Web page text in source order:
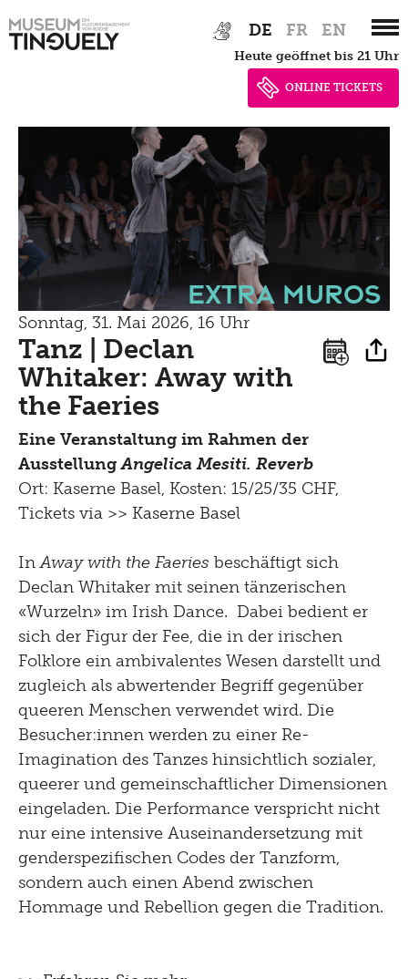
Hauptnavigation
to
DE FR EN
heute geöffnet bis 21 Uhr
ONLINE TICKETS
Extra Muros
Sonntag, 31. Mai 2026, 16 Uhr
Tanz | Declan
Whitaker: Away with
the Faeries
Eine Veranstaltung im Rahmen der
AusstellungAngelica Mesiti. Reverb
Ort: Kaserne Basel, Kosten: 15/25/35 CHF,
Tickets via >> Kaserne Basel
InAway with the Faeries beschäftigt sich
Declan Whitaker mit seinen tänzerischen
«Wurzeln» im Irish Dance. Dabei bedient er
sich der Figur der Fee, die in der irischen
Folklore ein ambivalentes Wesen darstellt und
zugleich als abwertender Begriff gegenüber
queeren Menschen verwendet wird. Die
Besucher:innen werden zu einer Re-
Imagination des Tanzes hinsichtlich sozialer,
queerer und gemeinschaftlicher Dimensionen
eingeladen. Die Performance verspricht nicht
nur eine intensive Auseinandersetzung mit
genderspezifischen Codes der Tanzform,
sondern auch einen Abend zwischen
Hommage und Rebellion gegen die Tradition.